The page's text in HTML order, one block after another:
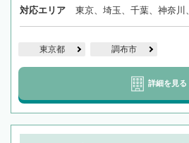
対応エリア 東京、埼玉、千葉、神奈川
東京都 調布市
詳細を見る